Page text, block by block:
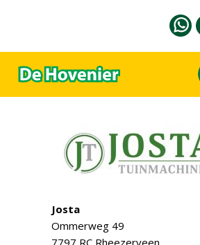
Josta
Ommerweg 49
7797 RC Rheezerveen